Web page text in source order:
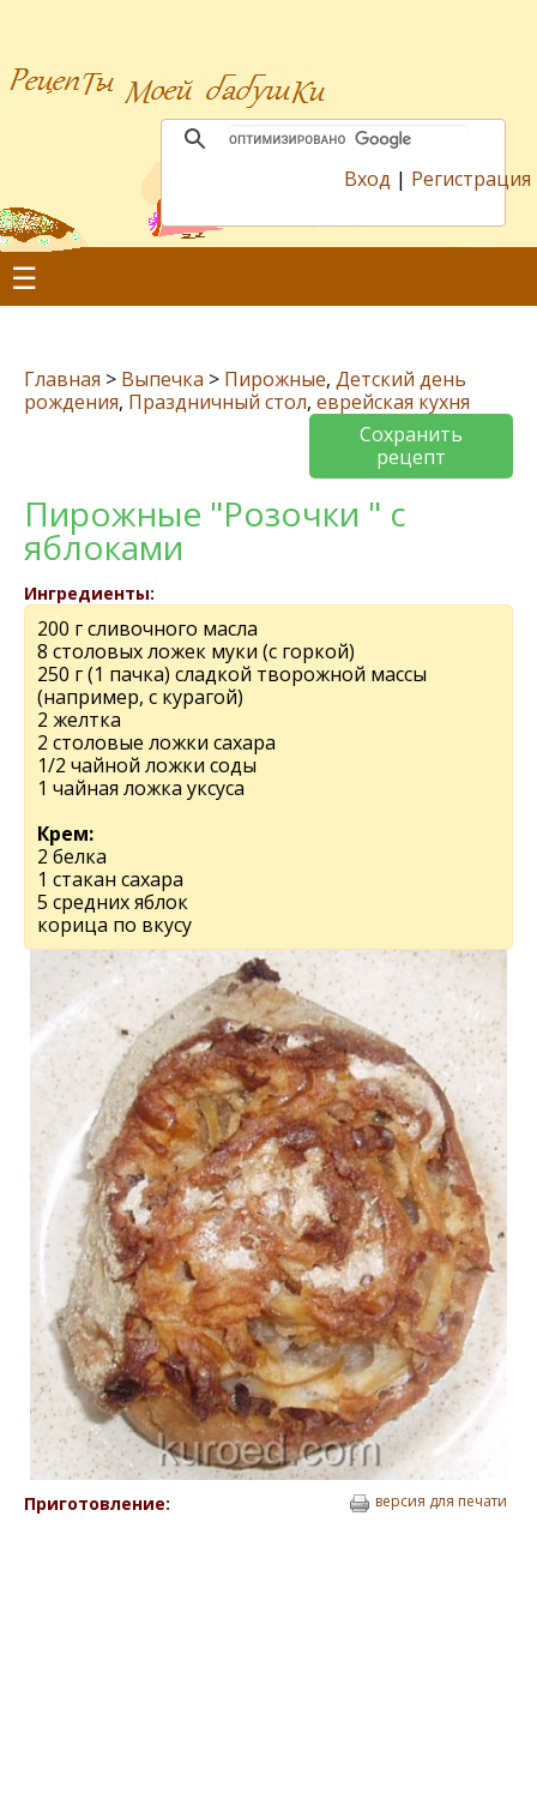
Вход | Регистрация
☰
Главная > Выпечка > Пирожные, Детский день
рождения, Праздничный стол, еврейская кухня
Сохранить
рецепт
Пирожные "Розочки " с
яблоками
Ингредиенты:
200 г сливочного масла
8 столовых ложек муки (с горкой)
250 г (1 пачка) сладкой творожной массы
(например, с курагой)
2 желтка
2 столовые ложки сахара
1/2 чайной ложки соды
1 чайная ложка уксуса
Крем:
2 белка
1 стакан сахара
5 средних яблок
корица по вкусу
Приготовление: версия для печати